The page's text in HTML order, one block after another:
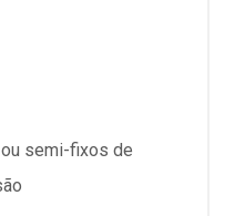
semi-fixos de